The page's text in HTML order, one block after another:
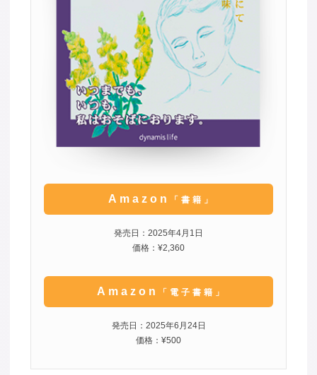
Amazon 「書籍」
発売日：2025年4月1日
価格：¥2,360
Amazon 「電子書籍」
発売日：2025年6月24日
価格：¥500